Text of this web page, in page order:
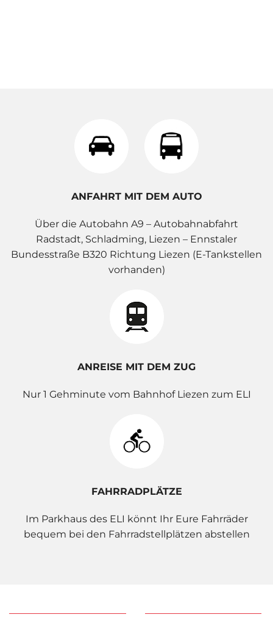
ANFAHRT MIT DEM AUTO
Über die Autobahn A9 – Autobahnabfahrt
Radstadt, Schladming, Liezen – Ennstaler
Bundesstraße B320 Richtung Liezen (E-Tankstellen
vorhanden)
ANREISE MIT DEM ZUG
Nur 1 Gehminute vom Bahnhof Liezen zum ELI
FAHRRADPLÄTZE
Im Parkhaus des ELI könnt Ihr Eure Fahrräder
bequem bei den Fahrradstellplätzen abstellen